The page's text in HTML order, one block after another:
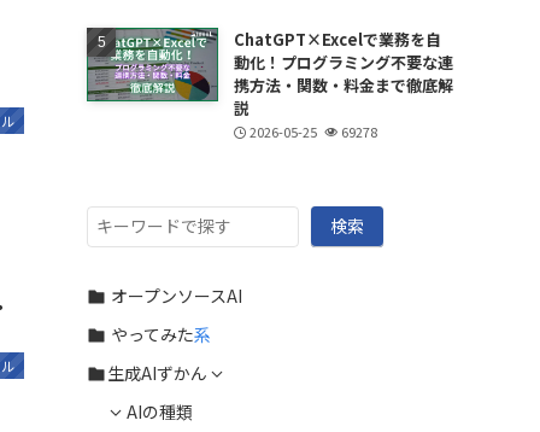
ChatGPT×Excelで業務を自
動化！プログラミング不要な連
携方法・関数・料金まで徹底解
説
2026-05-25 69278
検
索
検索
オープンソースAI
やってみた系
生成AIずかん
AIの種類